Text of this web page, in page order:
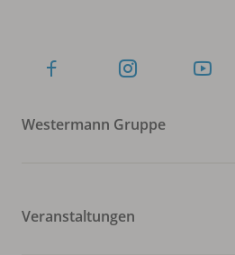
Westermann Gruppe
Veranstaltungen